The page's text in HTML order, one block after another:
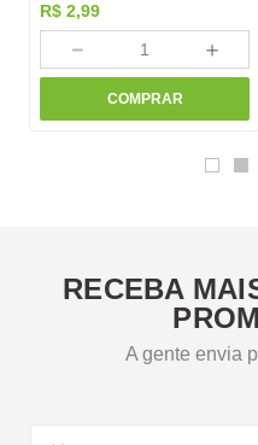
R$ 2,99
＋
－
COMPRAR
RECEBA
A gente envia